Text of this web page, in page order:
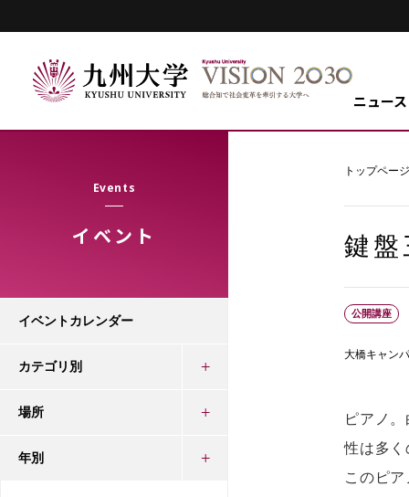
ニュース
Events
イベント
トップページ
鍵
公開講座
大橋キャン
ピアノ
性は多
このピ
イベントカレンダー
カテゴリ別
場所
年別